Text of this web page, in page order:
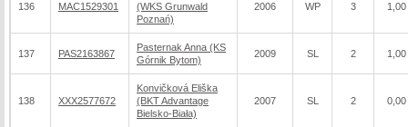
136 MAC1529301
(WKS Grunwald
Poznań)
2006 WP 3 1,00
137 PAS2163867
Pasternak Anna (KS
Górnik Bytom)
2009 SL 2 1,00
138 XXX2577672
Konvičková Eliška
(BKT Advantage
Bielsko-Biała)
2007 SL 2 0,00